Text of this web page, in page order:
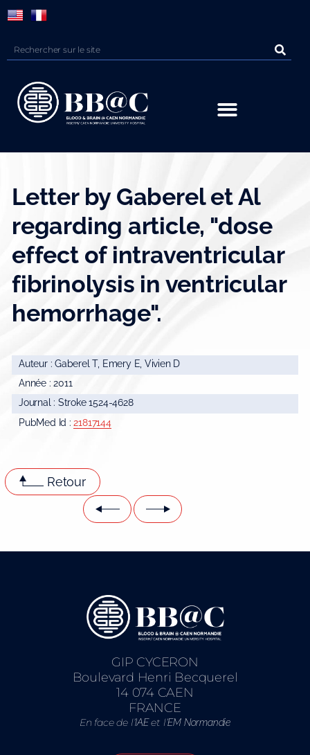
Letter by Gaberel et Al
regarding article, "dose
effect of intraventricular
fibrinolysis in ventricular
hemorrhage".
Auteur : Gaberel T, Emery E, Vivien D
Année : 2011
Journal : Stroke 1524-4628
PubMed Id :21817144
Retour
GIP CYCERON
Boulevard Henri Becquerel
14 074 CAEN
FRANCE
En face de l’IAEet l’EM Normandie